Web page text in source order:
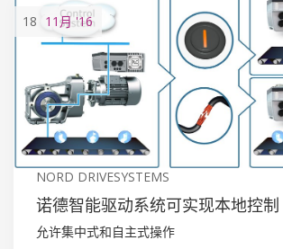
18 11月'16
NORD DRIVESYSTEMS
诺德智能驱动系统可实现本地控制
允许集中式和自主式操作